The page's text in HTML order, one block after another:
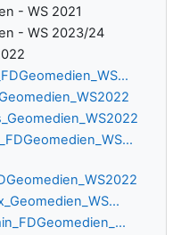
- WS 2021
- WS 2023/24